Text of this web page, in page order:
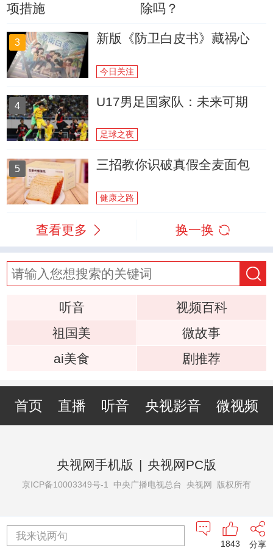
项措施
除吗？
3 新版《防卫白皮书》藏祸心
今日关注
4 U17男足国家队：未来可期
足球之夜
5 三招教你识破真假全麦面包
健康之路
查看更多 换一换
听音
视频百科
祖国美
微故事
ai美食
剧推荐
首页 直播 听音 央视影音 微视频
央视网手机版 | 央视网PC版
京ICP备10003349号-1 中央广播电视总台 央视网 版权所有
我来说两句
分享
1843